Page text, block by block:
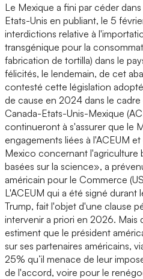
Le Mexique a fini par céder
Etats-Unis en publiant, le 5
interdictions relative à
transgénique pour la
fabrication de tortilla) dans le
félicités, le lendemain, de cet
contesté cette législation
de cause en 2024 dans le
Canada-Etats-Unis-Mexique
continueront à s'assurer que le
engagements liées à l'ACEUM
Mexico concernant
basées sur la science», a
américain pour le Commerce
L'ACEUM qui a été signé durant
Trump, fait l'objet d'une clause
intervenir a priori en 2026. Mais
estiment que le président
sur ses partenaires américains,
25% qu’il menace de leur
de l'accord, voire pour le